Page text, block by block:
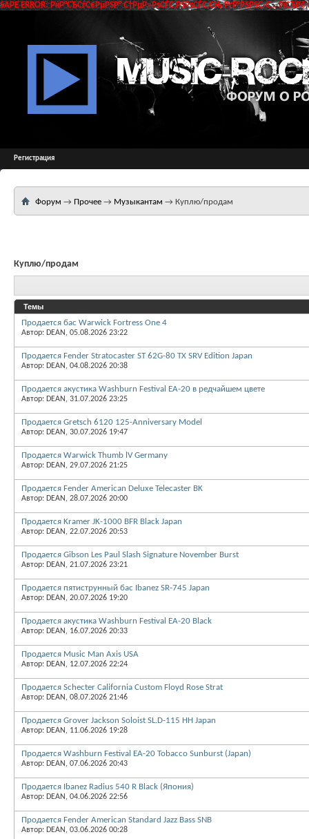
SAPE ERROR: РќР°СЂСѓС€РµРЅР° С†РµР»РѕСЃС‚РЅРѕСЃС‚СЊ РґР°РЅРЅС‹С…
Регистрация
Форум → Прочее → Музыкантам → Куплю/продам
Куплю/продам
Темы
Продается бас Warwick Fortress One 4
Автор: DEAN, 05.08.2026 23:22
Продается Fender Stratocaster ST 62G-80 TX SRV Edition Japan
Автор: DEAN, 04.08.2026 20:38
Продается акустика Washburn Festival EA-20 в редчайшем цвете
Автор: DEAN, 31.07.2026 23:25
Продается Gretsch 6120 125-Anniversary Model
Автор: DEAN, 30.07.2026 19:47
Продается Warwick Thumb lV Germany
Автор: DEAN, 29.07.2026 21:25
Продается Fender American Deluxe Telecaster BK
Автор: DEAN, 28.07.2026 20:00
Продается Kramer JK-1000 BFR Black Japan
Автор: DEAN, 22.07.2026 20:53
Продается Gibson Les Paul Slash Signature November Burst
Автор: DEAN, 21.07.2026 23:21
Продается пятиструнный бас Ibanez SR-745 Japan
Автор: DEAN, 20.07.2026 19:20
Продается акустика Washburn Festival EA-20 Black
Автор: DEAN, 16.07.2026 20:33
Продается Music Man Axis USA
Автор: DEAN, 12.07.2026 22:24
Продается Schecter California Custom Floyd Rose Strat
Автор: DEAN, 08.07.2026 21:46
Продается Grover Jackson Soloist SL.D-115 HH Japan
Автор: DEAN, 11.06.2026 19:28
Продается Washburn Festival EA-20 Tobacco Sunburst (Japan)
Автор: DEAN, 07.06.2026 20:43
Продается Ibanez Radius 540 R Black (Япония)
Автор: DEAN, 04.06.2026 22:56
Продается Fender American Standard Jazz Bass SNB
Автор: DEAN, 03.06.2026 00:28